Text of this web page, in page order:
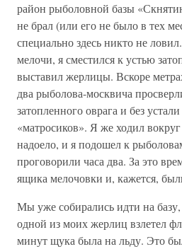
район рыболовной базы
не брал (или его не было в тех
специально здесь никто не
мелочи, я сместился к устью
выставил жерлицы. Вскоре
два рыболова-москвича
затопленного оврага и без
«матросиков». Я же ходил
надоело, и я подошел к
проговорили часа два. За это
ящика мелочовки и, кажется,
Мы уже собирались идти на
одной из моих жерлиц взлетел
минут щука была на льду. Это